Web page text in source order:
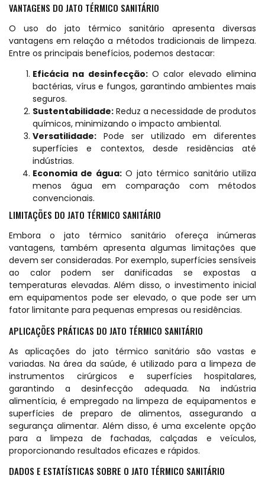
VANTAGENS DO JATO TÉRMICO SANITÁRIO
O uso do jato térmico sanitário apresenta diversas
vantagens em relação a métodos tradicionais de limpeza.
Entre os principais benefícios, podemos destacar:
Eficácia na desinfecção:O calor elevado elimina
bactérias, vírus e fungos, garantindo ambientes mais
seguros.
Sustentabilidade: Reduz a necessidade de produtos
químicos, minimizando o impacto ambiental.
Versatilidade: Pode ser utilizado em diferentes
superfícies e contextos, desde residências até
indústrias.
Economia de água:O jato térmico sanitário utiliza
menos água em comparação com métodos
convencionais.
LIMITAÇÕES DO JATO TÉRMICO SANITÁRIO
Embora o jato térmico sanitário ofereça inúmeras
vantagens, também apresenta algumas limitações que
devem ser consideradas. Por exemplo, superfícies sensíveis
ao calor podem ser danificadas se expostas a
temperaturas elevadas. Além disso, o investimento inicial
em equipamentos pode ser elevado, o que pode ser um
fator limitante para pequenas empresas ou residências.
APLICAÇÕES PRÁTICAS DO JATO TÉRMICO SANITÁRIO
As aplicações do jato térmico sanitário são vastas e
variadas. Na área da saúde, é utilizado para a limpeza de
instrumentos cirúrgicos e superfícies hospitalares,
garantindo a desinfecção adequada. Na indústria
alimentícia, é empregado na limpeza de equipamentos e
superfícies de preparo de alimentos, assegurando a
segurança alimentar. Além disso, é uma excelente opção
para a limpeza de fachadas, calçadas e veículos,
proporcionando resultados eficazes e rápidos.
DADOS E ESTATÍSTICAS SOBRE O JATO TÉRMICO SANITÁRIO